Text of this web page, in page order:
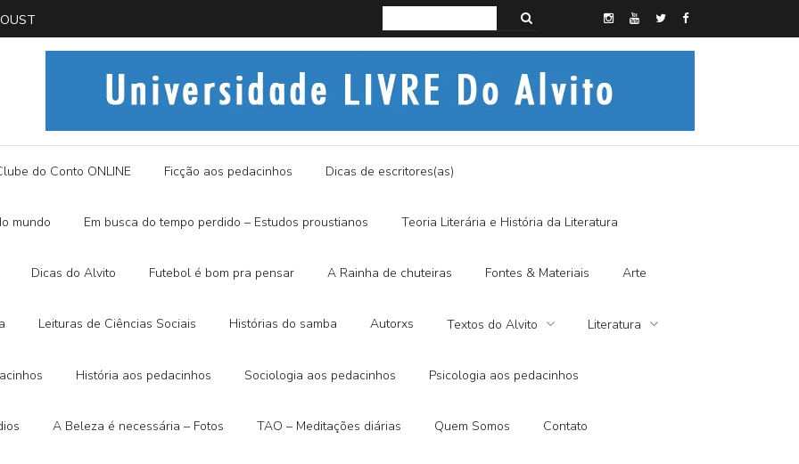
Histórias do Alvito – A FRALDA DE PANO E A DITADURA DIGITAL
do Conto ONLINE Ficção aos pedacinhos Dicas de escritores(as)
mundo Em busca do tempo perdido – Estudos proustianos Teoria Literária e História da Literatura
Dicas do Alvito Futebol é bom pra pensar A Rainha de chuteiras Fontes & Materiais Arte
Leituras de Ciências Sociais Histórias do samba Autorxs Textos do Alvito Literatura
História aos pedacinhos Sociologia aos pedacinhos Psicologia aos pedacinhos
A Beleza é necessária – Fotos TAO – Meditações diárias Quem Somos Contato